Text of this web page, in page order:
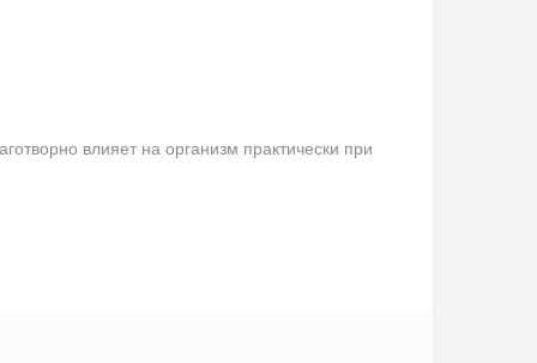
влияет на организм практически при